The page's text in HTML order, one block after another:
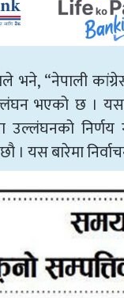
“नेपाली
भएको छ । यसले
निर्णय
। यस बारेमा